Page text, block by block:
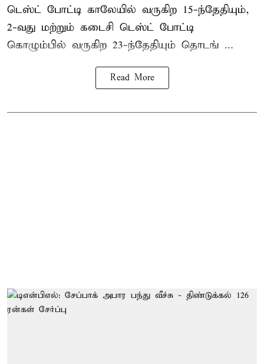
டெஸ்ட் போட்டி காலேயில் வருகிற 15-ந்தேதியும்,
2-வது மற்றும் கடைசி டெஸ்ட் போட்டி
கொழும்பில் வருகிற 23-ந்தேதியும் தொடங் ...
Read More